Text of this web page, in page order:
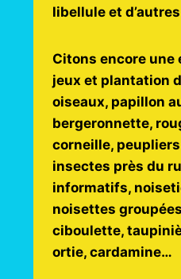
libellule et
Citons encore une
jeux et plantation
oiseaux, papillon
bergeronnette,
corneille, peupliers
insectes près du
informatifs,
noisettes
ciboulette,
ortie, cardamine…